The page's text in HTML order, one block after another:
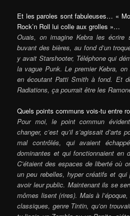
Et les paroles sont fabuleuses… «
Rock’n Roll lui colle aux grolles »…
Ouais, on imagine Kebra les
buvant des bières, au fond d’un
y avait Starshooter, Téléphone qui
la vague Punk. Le premier Kebra, on
en écoutant Patti Smith à fond. Et
Radiations, ça pourrait être les
Quels points communs vois-tu entre
Pour moi, le point commun
changer, c’est qu’il s’agissait d’arts
mal contrôlés, qui avaient
dominantes et qui fonctionnaient en
C’étaient des espaces de liberté où
un peu rebelles, hyper créatifs et
avoir leur public. Maintenant ils se
mômes lisent (rires). Mais à
classiques, genre Tintin, qu’on